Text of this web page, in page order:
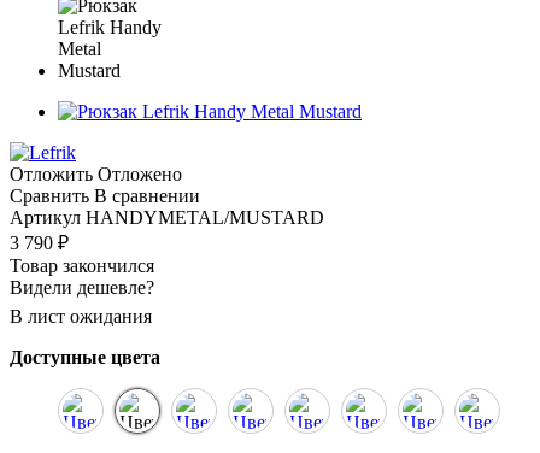
Отложить Отложено
Сравнить В сравнении
Артикул HANDYMETAL/MUSTARD
3 790 ₽
Товар закончился
Видели дешевле?
В лист ожидания
Доступные цвета